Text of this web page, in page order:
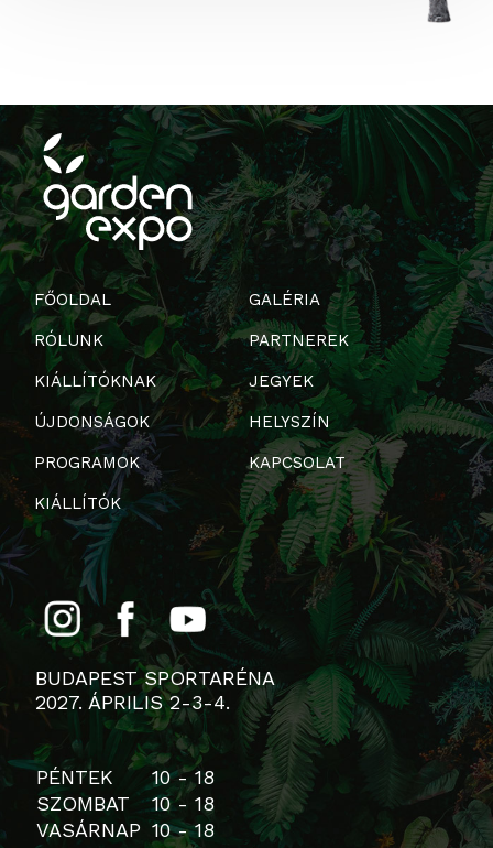
FŐOLDAL
RÓLUNK
KIÁLLÍTÓKNAK
ÚJDONSÁGOK
PROGRAMOK
KIÁLLÍTÓK
GALÉRIA
PARTNEREK
JEGYEK
HELYSZÍN
KAPCSOLAT
BUDAPEST SPORTARÉNA
2027. ÁPRILIS 2-3-4.
PÉNTEK
10 - 18
SZOMBAT
10 - 18
VASÁRNAP 10 - 18